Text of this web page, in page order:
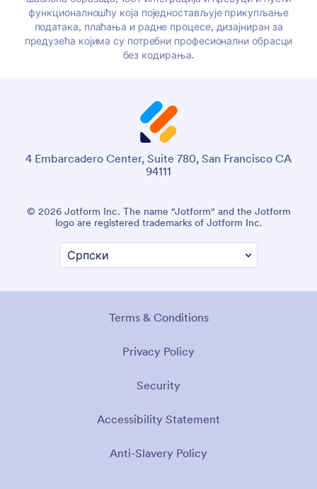
функционалношћу која поједностављује прикупљање
података, плаћања и радне процесе, дизајниран за
предузећа којима су потребни професионални обрасци
без кодирања.
4 Embarcadero Center, Suite 780, San Francisco CA
94111
© 2026 Jotform Inc. The name "Jotform" and the Jotform
logo are registered trademarks of Jotform Inc.
Terms & Conditions
Privacy Policy
Security
Accessibility Statement
Anti-Slavery Policy